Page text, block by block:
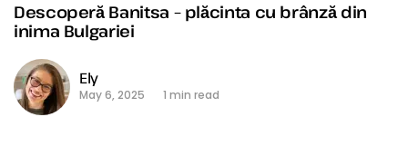
Descoperă Banitsa – plăcinta cu brânză din
inima Bulgariei
Ely
May 6, 2025 1 min read